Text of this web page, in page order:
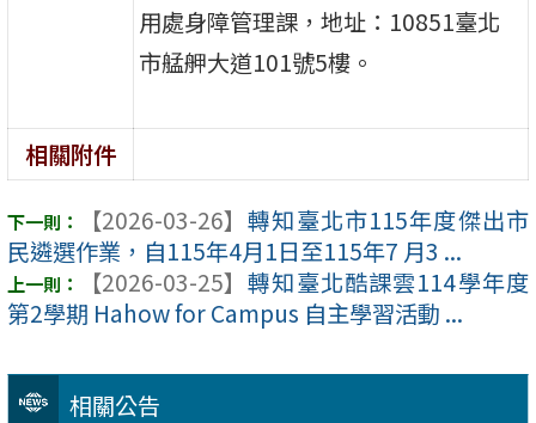
相關公告
用處身障管理課，地址：10851臺北
市艋舺大道101號5樓。
相關附件
【2026-03-26】 轉知臺北市115年度傑出市
民遴選作業，自115年4月1日至115年7 月3 ...
【2026-03-25】 轉知臺北酷課雲114學年度
第2學期 Hahow for Campus 自主學習活動 ...